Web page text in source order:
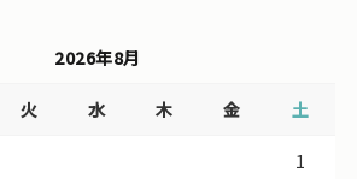
2026年8月
火 水 木 金 土
1